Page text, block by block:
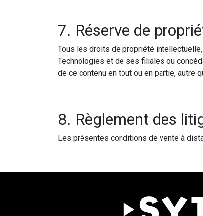
7. Réserve de
Tous les droits de propriété
Technologies et de ses filiales ou
de ce contenu en tout ou en partie, autre
8. Règlement des
Les présentes conditions de vente à